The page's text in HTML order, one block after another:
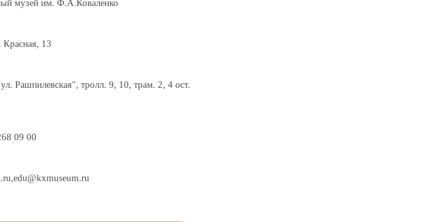
музей им. Ф.А.Коваленко
Красная, 13
Рашпилевская", тролл. 9, 10, трам. 2, 4 ост.
09 00